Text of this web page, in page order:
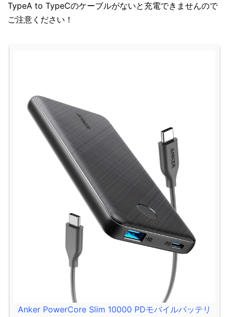
TypeA to TypeCのケーブルがないと充電できませんので
ご注意ください！
Anker PowerCore Slim 10000 PDモバイルバッテリ